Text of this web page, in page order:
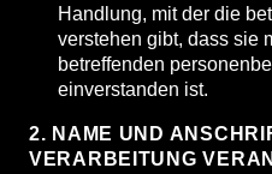
Handlung, mit der die
verstehen gibt, dass sie
betreffenden
einverstanden ist.
2. NAME UND
VERARBEITUNG